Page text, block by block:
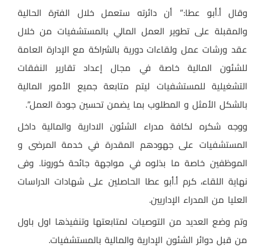
وقال أ.أبو عطا:” أن دائرته ستعمل خلال الفترة الحالية
والمقبلة على تطوير العمل المالي بالمستشفيات من خلال
عقد ورشات عمل ولقاءات دورية بالشراكة مع الإدارة العامة
للشئون المالية خاصة في مجال إعداد تقارير النفقات
التشغيلية للمستشفيات ليتم متابعة جميع الأمور المالية
بالشكل الأمثل و المطلوب بما يضمن تحسين جودة العمل”.
ووجه شكره لكافة مدراء الشئون الادارية والمالية داخل
المستشفيات على جهودهم المقدرة في خدمة المرضى و
الموظفين خاصة ما بذلوه في مواجهة جائحة كورونا. وفى
نهاية اللقاء، كرم أ.أبو عطا الحاصلين على شهادات الدراسات
العليا من المدراء الإداريين.
وتم وضع العديد من التوصيات لمتابعتها وتنفيذها اول باول
من قبل دوائر الشئون الإدارية والمالية بالمستشفيات.